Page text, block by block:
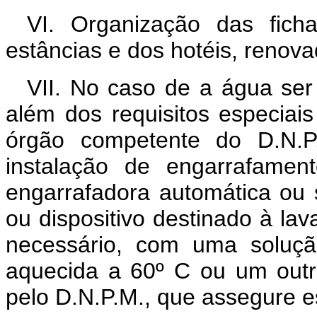
VI. Organização das
estâncias e dos hotéis,
VII. No caso de a água
além dos requisitos
órgão competente do
instalação de
engarrafadora automática
ou dispositivo destinado à
necessário, com uma
aquecida a 60º C ou um
pelo D.N.P.M., que assegure